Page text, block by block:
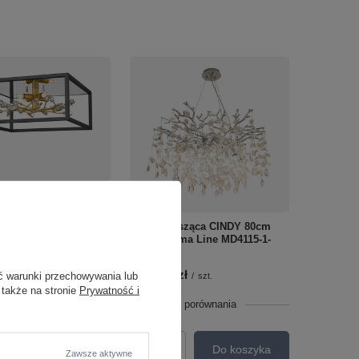
porównania
Lampa wisząca CINDY 80cm
chrom Zuma Line MD4115-1-
1 999,00 zł / szt.
+ Dodaj do porównania
Ilość produktówDo koszyka
warunki przechowywania lub
na stronie Prywatność i
Zawsze aktywne